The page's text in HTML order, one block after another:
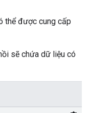
thể được cung cấp
sẽ chứa dữ liệu có